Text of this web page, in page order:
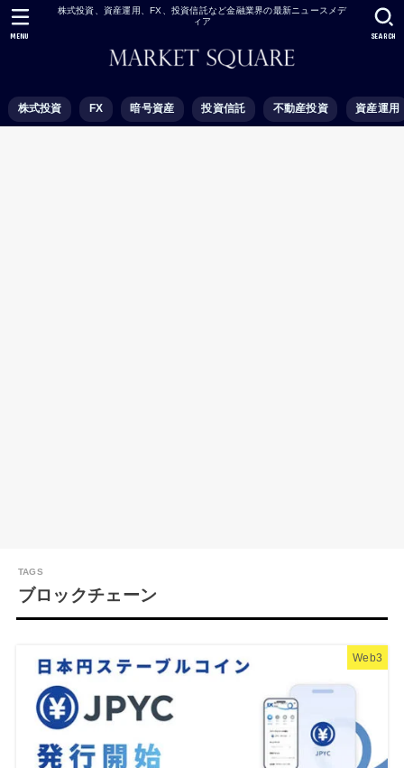
株式投資、資産運用、FX、投資信託など金融業界の最新ニュースメデ
ィア
株式投資 FX 暗号資産 投資信託 不動産投資 資産運用
SEARCH
MENU
ブロックチェーン
Web3